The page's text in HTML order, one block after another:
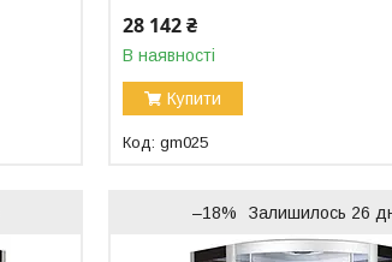
28 142 ₴
В наявності
Купити
gm025
–18% Залишилось 26